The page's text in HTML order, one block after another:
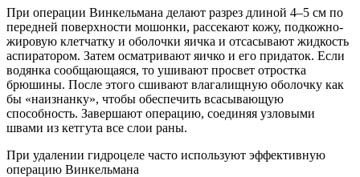
При операции Винкельмана делают разрез длиной 4–5 см по
передней поверхности мошонки, рассекают кожу, подкожно-
жировую клетчатку и оболочки яичка и отсасывают жидкость
аспиратором. Затем осматривают яичко и его придаток. Если
водянка сообщающаяся, то ушивают просвет отростка
брюшины. После этого сшивают влагалищную оболочку как
бы «наизнанку», чтобы обеспечить всасывающую
способность. Завершают операцию, соединяя узловыми
швами из кетгута все слои раны.
При удалении гидроцеле часто используют эффективную
операцию Винкельмана